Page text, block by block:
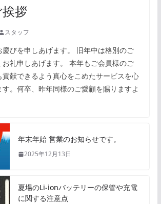
拶
スタッフ
びを申しあげます。 旧年中は格別のご
礼申しあげます。 本年もご会員様のご
献できるよう真心をこめたサービスを心
。何卒、昨年同様のご愛顧を賜りますよ
年末年始 営業のお知らせです。
2025年12月13日
夏場のLi-ionバッテリーの保管や充電
に関する注意点